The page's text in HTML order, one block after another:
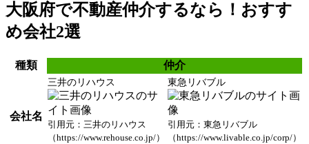
大阪府で不動産仲介するなら！おすす
め会社2選
種類 仲介
会社名
三井のリハウス
引用元：三井のリハウス
（https://www.rehouse.co.jp/）
東急リバブル
引用元：東急リバブル
（https://www.livable.co.jp/corp/）